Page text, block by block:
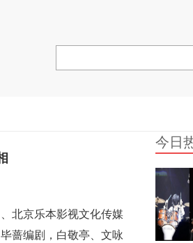
北京乐本影视文化传媒
蔷编剧，白敬亭、文咏
今日